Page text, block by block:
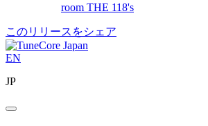
room THE 118's
このリリースをシェア
EN
JP